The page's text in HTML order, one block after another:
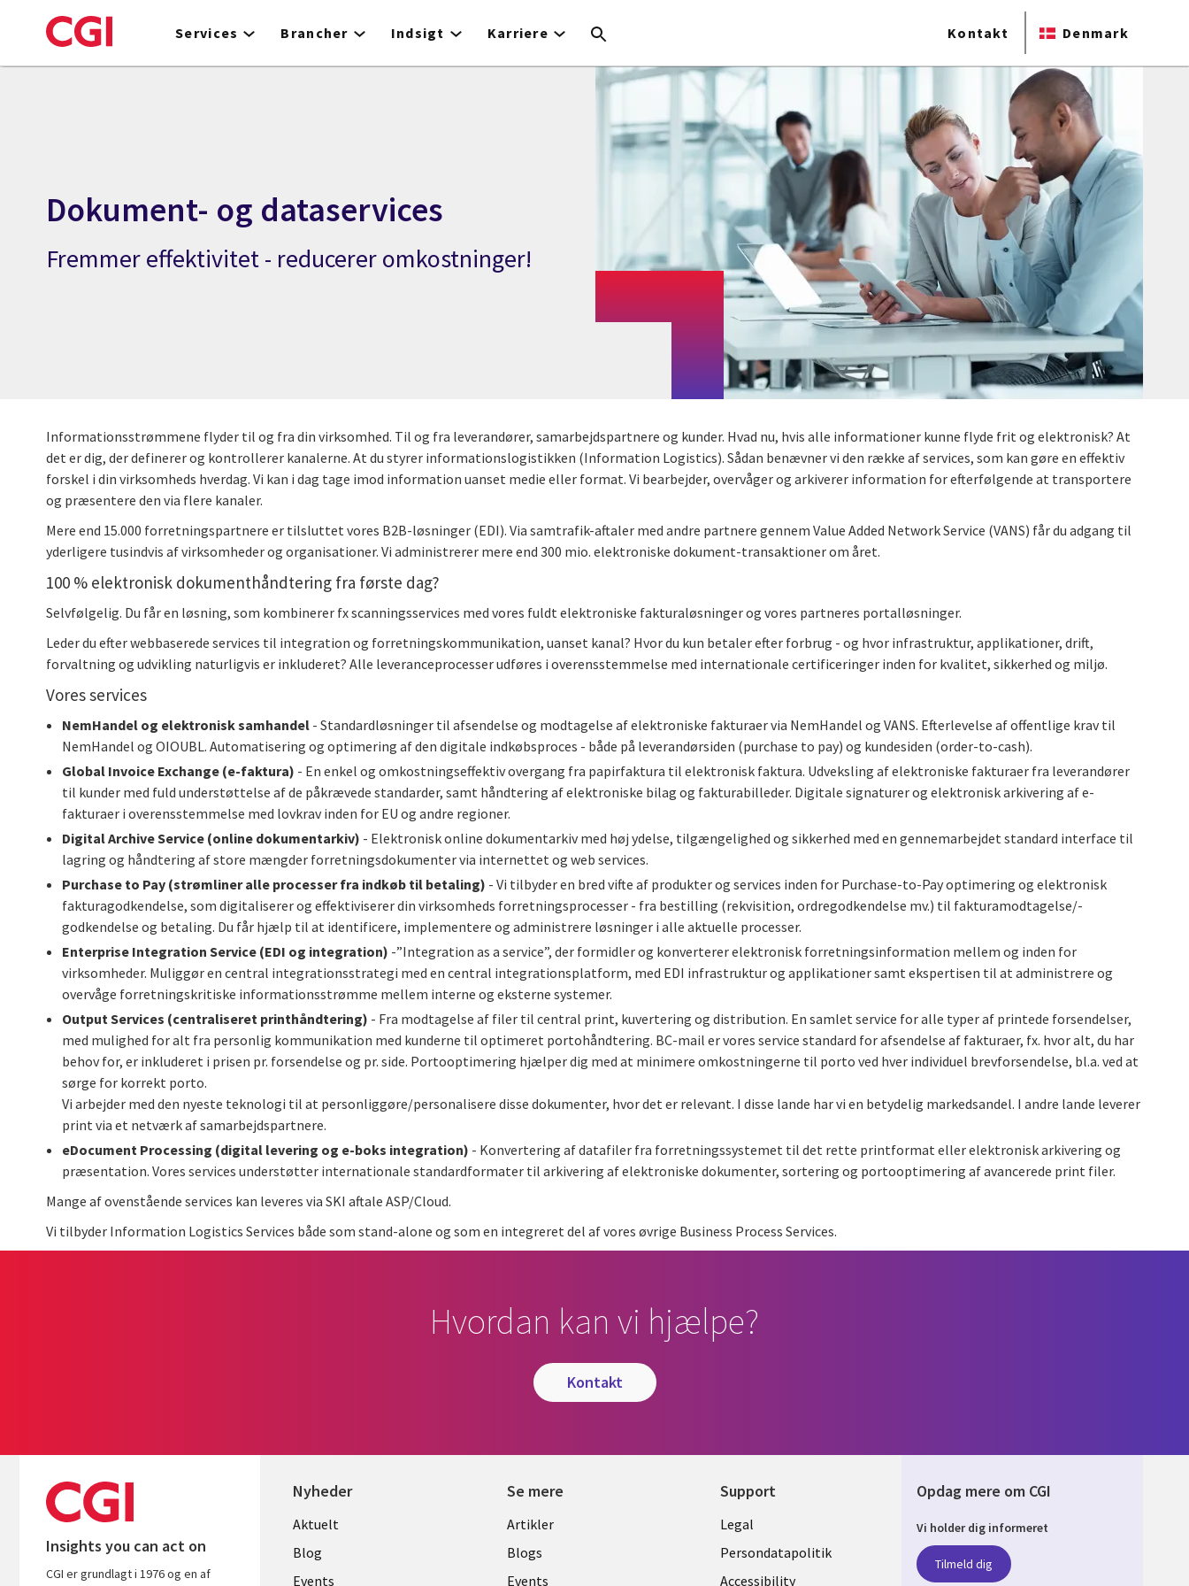
to
Services Brancher Indsigt Karriere Kontakt Denmark
Dokument- og dataservices
Fremmer effektivitet - reducerer omkostninger!
Informationsstrømmene flyder til og fra din virksomhed. Til og fra leverandører, samarbejdspartnere og kunder. Hvad nu, hvis alle informationer kunne flyde frit og elektronisk? At
det er dig, der definerer og kontrollerer kanalerne. At du styrer informationslogistikken (Information Logistics). Sådan benævner vi den række af services, som kan gøre en effektiv
forskel i din virksomheds hverdag. Vi kan i dag tage imod information uanset medie eller format. Vi bearbejder, overvåger og arkiverer information for efterfølgende at transportere
og præsentere den via flere kanaler.
Mere end 15.000 forretningspartnere er tilsluttet vores B2B-løsninger (EDI). Via samtrafik-aftaler med andre partnere gennem Value Added Network Service (VANS) får du adgang til
yderligere tusindvis af virksomheder og organisationer. Vi administrerer mere end 300 mio. elektroniske dokument-transaktioner om året.
100 % elektronisk dokumenthåndtering fra første dag?
Selvfølgelig. Du får en løsning, som kombinerer fx scanningsservices med vores fuldt elektroniske fakturaløsninger og vores partneres portalløsninger.
Leder du efter webbaserede services til integration og forretningskommunikation, uanset kanal? Hvor du kun betaler efter forbrug - og hvor infrastruktur, applikationer, drift,
forvaltning og udvikling naturligvis er inkluderet? Alle leveranceprocesser udføres i overensstemmelse med internationale certificeringer inden for kvalitet, sikkerhed og miljø.
Vores services
NemHandel og elektronisk samhandel - Standardløsninger til afsendelse og modtagelse af elektroniske fakturaer via NemHandel og VANS. Efterlevelse af offentlige krav til
NemHandel og OIOUBL. Automatisering og optimering af den digitale indkøbsproces - både på leverandørsiden (purchase to pay) og kundesiden (order-to-cash).
Global Invoice Exchange (e-faktura) - En enkel og omkostningseffektiv overgang fra papirfaktura til elektronisk faktura. Udveksling af elektroniske fakturaer fra leverandører
til kunder med fuld understøttelse af de påkrævede standarder, samt håndtering af elektroniske bilag og fakturabilleder. Digitale signaturer og elektronisk arkivering af e-
fakturaer i overensstemmelse med lovkrav inden for EU og andre regioner.
Digital Archive Service (online dokumentarkiv) - Elektronisk online dokumentarkiv med høj ydelse, tilgængelighed og sikkerhed med en gennemarbejdet standard interface til
lagring og håndtering af store mængder forretningsdokumenter via internettet og web services.
Purchase to Pay (strømliner alle processer fra indkøb til betaling) - Vi tilbyder en bred vifte af produkter og services inden for Purchase-to-Pay optimering og elektronisk
fakturagodkendelse, som digitaliserer og effektiviserer din virksomheds forretningsprocesser - fra bestilling (rekvisition, ordregodkendelse mv.) til fakturamodtagelse/-
godkendelse og betaling. Du får hjælp til at identificere, implementere og administrere løsninger i alle aktuelle processer.
Enterprise Integration Service (EDI og integration) -”Integration as a service”, der formidler og konverterer elektronisk forretningsinformation mellem og inden for
virksomheder. Muliggør en central integrationsstrategi med en central integrationsplatform, med EDI infrastruktur og applikationer samt ekspertisen til at administrere og
overvåge forretningskritiske informationsstrømme mellem interne og eksterne systemer.
Output Services (centraliseret printhåndtering) - Fra modtagelse af filer til central print, kuvertering og distribution. En samlet service for alle typer af printede forsendelser,
med mulighed for alt fra personlig kommunikation med kunderne til optimeret portohåndtering. BC-mail er vores service standard for afsendelse af fakturaer, fx. hvor alt, du har
behov for, er inkluderet i prisen pr. forsendelse og pr. side. Portooptimering hjælper dig med at minimere omkostningerne til porto ved hver individuel brevforsendelse, bl.a. ved at
sørge for korrekt porto.
Vi arbejder med den nyeste teknologi til at personliggøre/personalisere disse dokumenter, hvor det er relevant. I disse lande har vi en betydelig markedsandel. I andre lande leverer
print via et netværk af samarbejdspartnere.
eDocument Processing (digital levering og e-boks integration) - Konvertering af datafiler fra forretningssystemet til det rette printformat eller elektronisk arkivering og
præsentation. Vores services understøtter internationale standardformater til arkivering af elektroniske dokumenter, sortering og portooptimering af avancerede print filer.
Mange af ovenstående services kan leveres via SKI aftale ASP/Cloud.
Vi tilbyder Information Logistics Services både som stand-alone og som en integreret del af vores øvrige Business Process Services.
Hvordan kan vi hjælpe?
kontakt
Insights you can act on
CGI er grundlagt i 1976 og en af
Nyheder
Useful
links
Aktuelt
Blog
Events
Se mere
Library
Links
Artikler
Blogs
Events
Support
Legal
DENMARK
Legal
Persondatapolitik
Accessibility
Opdag mere om CGI
Vi holder dig informeret
Tilmeld dig